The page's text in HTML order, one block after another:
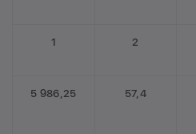
1 2
5 986,25 57,4